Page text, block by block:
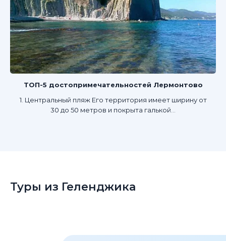
ТОП-5 достопримечательностей Лермонтово
1. Центральный пляж Его территория имеет ширину от
30 до 50 метров и покрыта галькой...
Туры из Геленджика